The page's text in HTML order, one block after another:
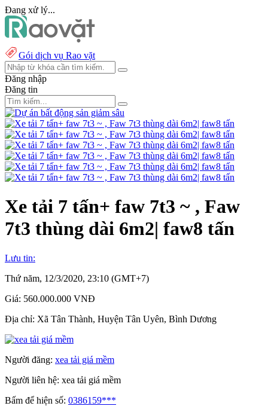
Đang xử lý...
Gói dịch vụ Rao vặt
Đăng nhập
Đăng tin
Xe tải 7 tấn+ faw 7t3 ~ , Faw
7t3 thùng dài 6m2| faw8 tấn
Lưu tin:
Thứ năm, 12/3/2020, 23:10 (GMT+7)
Giá: 560.000.000 VNĐ
Địa chỉ: Xã Tân Thành, Huyện Tân Uyên, Bình Dương
Người đăng: xea tải giá mềm
Người liên hệ: xea tải giá mềm
Bấm để hiện số: 0386159***